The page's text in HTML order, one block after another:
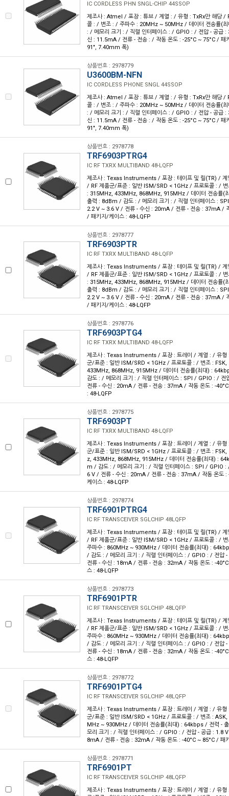
IC CORDLESS PHN SNGL-CHIP 44SSOP
제조사 : Atmel / 포장 : 튜브 / 계열 : / 유형 : TxRx만 해당 /
콜 : / 변조 : / 주파수 : 20MHz ~ 50MHz / 데이터 전송률(
: / 메모리 크기 : / 직렬 인터페이스 : / GPIO : / 전압 - 공급
신 : 11.5mA / 전류 - 전송 : / 작동 온도 : -25°C ~ 75°C / 패
91", 7.40mm 폭)
상품번호 : 2978779
U3600BM-NFN
IC CORDLESS PHONE SNGL 44SSOP
제조사 : Atmel / 포장 : 튜브 / 계열 : / 유형 : TxRx만 해당 /
콜 : / 변조 : / 주파수 : 20MHz ~ 50MHz / 데이터 전송률(
: / 메모리 크기 : / 직렬 인터페이스 : / GPIO : / 전압 - 공급
신 : 11.5mA / 전류 - 전송 : / 작동 온도 : -25°C ~ 75°C / 패
91", 7.40mm 폭)
상품번호 : 2978778
TRF6903PTRG4
IC RF TXRX MULTIBAND 48-LQFP
제조사 : Texas Instruments / 포장 : 테이프 및 릴(TR) / 계
/ RF 제품군/표준 : 일반 ISM/SRD < 1GHz / 프로토콜 : /
: 315MHz, 433MHz, 868MHz, 915MHz / 데이터 전송률(
출력 : 8dBm / 감도 : / 메모리 크기 : / 직렬 인터페이스 :
2.2 V ~ 3.6 V / 전류 - 수신 : 20mA / 전류 - 전송 : 37mA /
/ 패키지/케이스 : 48-LQFP
상품번호 : 2978777
TRF6903PTR
IC RF TXRX MULTIBAND 48-LQFP
제조사 : Texas Instruments / 포장 : 테이프 및 릴(TR) / 계
/ RF 제품군/표준 : 일반 ISM/SRD < 1GHz / 프로토콜 : /
: 315MHz, 433MHz, 868MHz, 915MHz / 데이터 전송률(
출력 : 8dBm / 감도 : / 메모리 크기 : / 직렬 인터페이스 :
2.2 V ~ 3.6 V / 전류 - 수신 : 20mA / 전류 - 전송 : 37mA /
/ 패키지/케이스 : 48-LQFP
상품번호 : 2978776
TRF6903PTG4
IC RF TXRX MULTIBAND 48-LQFP
제조사 : Texas Instruments / 포장 : 트레이 / 계열 : / 유형
군/표준 : 일반 ISM/SRD < 1GHz / 프로토콜 : / 변조 :
433MHz, 868MHz, 915MHz / 데이터 전송률(최대) :
감도 : / 메모리 크기 : / 직렬 인터페이스 : SPI / GPIO : / 전
전류 - 수신 : 20mA / 전류 - 전송 : 37mA / 작동 온도 : -
: 48-LQFP
상품번호 : 2978775
TRF6903PT
IC RF TXRX MULTIBAND 48-LQFP
제조사 : Texas Instruments / 포장 : 트레이 / 계열 : / 유형
군/표준 : 일반 ISM/SRD < 1GHz / 프로토콜 : / 변조 :
z, 433MHz, 868MHz, 915MHz / 데이터 전송률(최대) :
m / 감도 : / 메모리 크기 : / 직렬 인터페이스 : SPI / GPIO :
6 V / 전류 - 수신 : 20mA / 전류 - 전송 : 37mA / 작동 온도 :
케이스 : 48-LQFP
상품번호 : 2978774
TRF6901PTRG4
IC RF TRANSCEIVER SGLCHIP 48LQFP
제조사 : Texas Instruments / 포장 : 테이프 및 릴(TR) / 계
/ RF 제품군/표준 : 일반 ISM/SRD < 1GHz / 프로토콜 : /
주파수 : 860MHz ~ 930MHz / 데이터 전송률(최대) :
/ 감도 : / 메모리 크기 : / 직렬 인터페이스 : / GPIO : / 전압
전류 - 수신 : 18mA / 전류 - 전송 : 32mA / 작동 온도 : -
스 : 48-LQFP
상품번호 : 2978773
TRF6901PTR
IC RF TRANSCEIVER SGLCHIP 48LQFP
제조사 : Texas Instruments / 포장 : 테이프 및 릴(TR) / 계
/ RF 제품군/표준 : 일반 ISM/SRD < 1GHz / 프로토콜 : /
주파수 : 860MHz ~ 930MHz / 데이터 전송률(최대) :
/ 감도 : / 메모리 크기 : / 직렬 인터페이스 : / GPIO : / 전압
전류 - 수신 : 18mA / 전류 - 전송 : 32mA / 작동 온도 : -
스 : 48-LQFP
상품번호 : 2978772
TRF6901PTG4
IC RF TRANSCEIVER SGLCHIP 48LQFP
제조사 : Texas Instruments / 포장 : 트레이 / 계열 : / 유형
군/표준 : 일반 ISM/SRD < 1GHz / 프로토콜 : / 변조 :
MHz ~ 930MHz / 데이터 전송률(최대) : 64kbps / 전력 -
모리 크기 : / 직렬 인터페이스 : / GPIO : / 전압 - 공급 : 1.8
8mA / 전류 - 전송 : 32mA / 작동 온도 : -40°C ~ 85°C / 패
상품번호 : 2978771
TRF6901PT
IC RF TRANSCEIVER SGLCHIP 48LQFP
제조사 : Texas Instruments / 포장 : 트레이 / 계열 : / 유형